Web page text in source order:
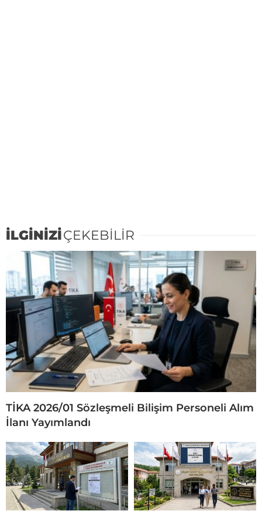
İLGİNİZİÇEKEBİLİR
TİKA 2026/01 Sözleşmeli Bilişim Personeli Alım
İlanı Yayımlandı